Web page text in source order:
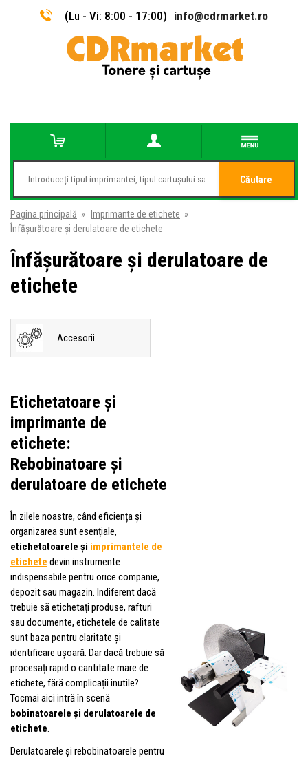
(Lu - Vi: 8:00 - 17:00) info@cdrmarket.ro
Căutare
Pagina principală » Imprimante de etichete »
Înfășurătoare și derulatoare de etichete
Înfășurătoare și derulatoare de
etichete
Accesorii
Etichetatoare și
imprimante de
etichete:
Rebobinatoare și
derulatoare de etichete
În zilele noastre, când eficiența și
organizarea sunt esențiale,
etichetatoarele și imprimantele de
etichete devin instrumente
indispensabile pentru orice companie,
depozit sau magazin. Indiferent dacă
trebuie să etichetați produse, rafturi
sau documente, etichetele de calitate
sunt baza pentru claritate și
identificare ușoară. Dar dacă trebuie să
procesați rapid o cantitate mare de
etichete, fără complicații inutile?
Tocmai aici intră în scenă
bobinatoarele și derulatoarele de
etichete.
Derulatoarele și rebobinatoarele pentru